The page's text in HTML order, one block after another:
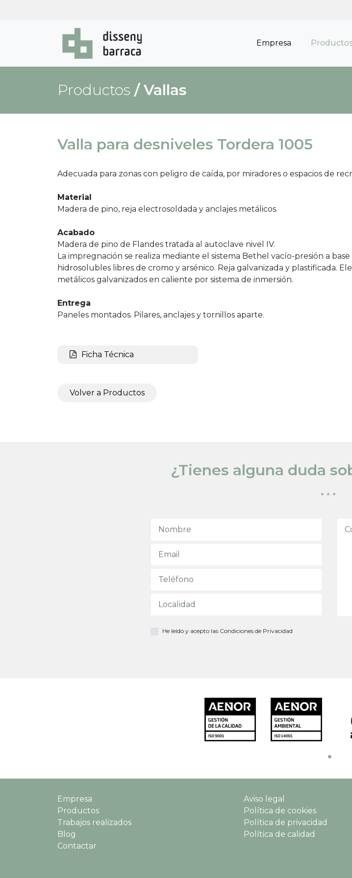
Empresa Productos
Productos /Vallas
Valla para desniveles Tordera 1005
Adecuada para zonas con peligro de caída, por miradores o espacios de
Material
Madera de pino, reja electrosoldada y anclajes metálicos.
Acabado
Madera de pino de Flandes tratada al autoclave nivel IV.
La impregnación se realiza mediante el sistema Bethel vacío-presión a base
hidrosolubles libres de cromo y arsénico. Reja galvanizada y plastificada.
metálicos galvanizados en caliente por sistema de inmersión.
Entrega
Paneles montados. Pilares, anclajes y tornillos aparte.
Ficha Técnica
Volver a Productos
¿Tienes alguna duda
...
He leído y acepto las Condiciones de Privacidad
Empresa
Productos
Trabajos realizados
Blog
Contactar
Aviso legal
Política de cookies
Política de privacidad
Política de calidad